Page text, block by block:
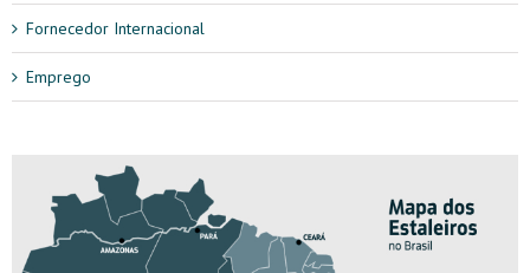
Fornecedor Internacional
Emprego